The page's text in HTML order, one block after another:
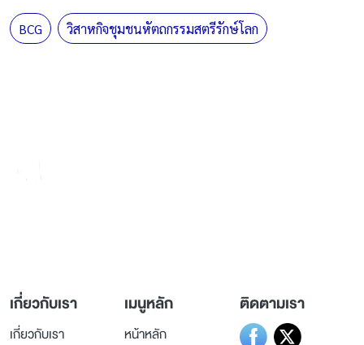
BCG วิสาหกิจชุมชนหัตถกรรมสตรีรักษ์โลก
เกี่ยวกับเรา
เกี่ยวกับเรา
เมนูหลัก
หน้าหลัก
ติดตามเรา